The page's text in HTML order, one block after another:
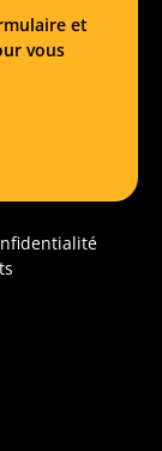
et
vous